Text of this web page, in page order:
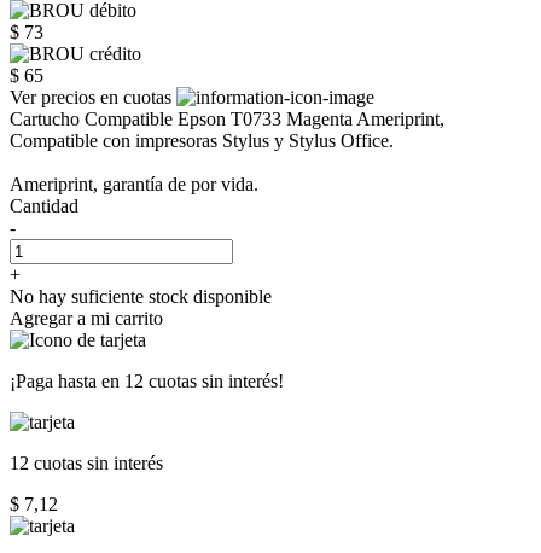
$ 73
$ 65
Ver precios en cuotas
Cartucho Compatible Epson T0733 Magenta Ameriprint,
Compatible con impresoras Stylus y Stylus Office.
Ameriprint, garantía de por vida.
Cantidad
-
+
No hay suficiente stock disponible
Agregar a mi carrito
¡Paga hasta en 12 cuotas sin interés!
12 cuotas sin interés
$ 7,12